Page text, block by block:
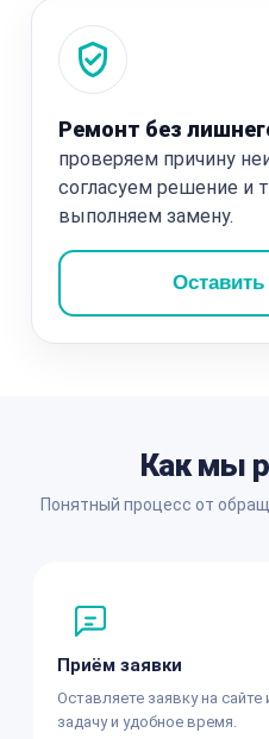
Ремонт без
проверяем причину
согласуем решение и
выполняем замену.
Оставить
Как мы
Понятный процесс от
Приём заявки
Оставляете заявку на
задачу и удобное время.